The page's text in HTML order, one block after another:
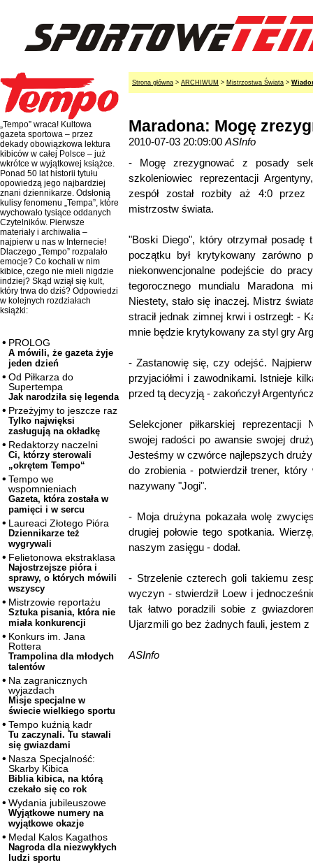
„Tempo” wraca! Kultowa
gazeta sportowa – przez
dekady obowiązkowa lektura
kibiców w całej Polsce – już
wkrótce w wyjątkowej książce.
Ponad 50 lat historii tytułu
opowiedzą jego najbardziej
znani dziennikarze. Odsłonią
kulisy fenomenu „Tempa”, które
wychowało tysiące oddanych
Czytelników. Pierwsze
materiały i archiwalia –
najpierw u nas w Internecie!
Dlaczego „Tempo” rozpalało
emocje? Co kochali w nim
kibice, czego nie mieli nigdzie
indziej? Skąd wziął się kult,
który trwa do dziś? Odpowiedzi
w kolejnych rozdziałach
książki:
PROLOG
A mówili, że gazeta żyje
jeden dzień
Od Piłkarza do
Supertempa
Jak narodziła się legenda
Przeżyjmy to jeszcze raz
Tylko najwięksi
zasługują na okładkę
Redaktorzy naczelni
Ci, którzy sterowali
„okrętem Tempo“
Tempo we
wspomnieniach
Gazeta, która została w
pamięci i w sercu
Laureaci Złotego Pióra
Dziennikarze też
wygrywali
Felietonowa ekstraklasa
Najostrzejsze pióra i
sprawy, o których mówili
wszyscy
Mistrzowie reportażu
Sztuka pisania, która nie
miała konkurencji
Konkurs im. Jana
Rottera
Trampolina dla młodych
talentów
Na zagranicznych
wyjazdach
Misje specjalne w
świecie wielkiego sportu
Tempo kuźnią kadr
Tu zaczynali. Tu stawali
się gwiazdami
Nasza Specjalność:
Skarby Kibica
Biblia kibica, na którą
czekało się co rok
Wydania jubileuszowe
Wyjątkowe numery na
wyjątkowe okazje
Medal Kalos Kagathos
Nagroda dla niezwykłych
ludzi sportu
Strona główna > ARCHIWUM > Mistrzostwa Świata >
Maradona: Mogę
2010-07-03 20:09:00 ASInfo
- Mogę zrezygnować z posady
szkoleniowiec reprezentacji
zespół został rozbity aż 4:0 przez
mistrzostw świata.
"Boski Diego", który otrzymał posadę
początku był krytykowany
niekonwencjonalne podejście do
tegorocznego mundialu Maradona
Niestety, stało się inaczej. Mistrz
stracił jednak zimnej krwi i ostrzegł: -
mnie będzie krytykowany za styl gry
- Zastanowię się, czy odejść.
przyjaciółmi i zawodnikami. Istnieje
przed tą decyzją - zakończył
Selekcjoner piłkarskiej
swojej radości po awansie swojej
Jesteśmy w czwórce najlepszych
do zrobienia - potwierdził trener,
nazywany "Jogi".
- Moja drużyna pokazała wolę
drugiej połowie tego spotkania.
naszym zasięgu - dodał.
- Strzelenie czterech goli takiemu
wyczyn - stwierdził Loew i
tak łatwo poradzili sobie z
Ujarzmili go bez żadnych fauli, jestem
ASInfo